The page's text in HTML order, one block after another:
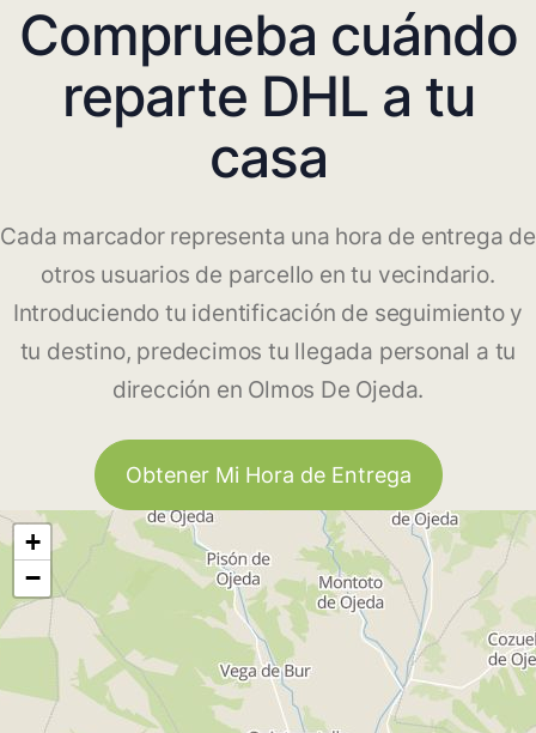
Comprueba cuándo
reparte DHL a tu
casa
Cada marcador representa una hora de entrega de
otros usuarios de parcello en tu vecindario.
Introduciendo tu identificación de seguimiento y
tu destino, predecimos tu llegada personal a tu
dirección en Olmos De Ojeda.
Obtener Mi Hora de Entrega
+
−